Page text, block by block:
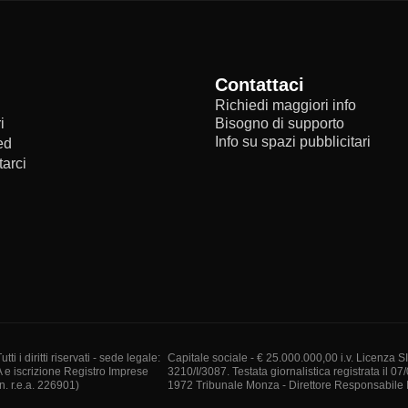
Contattaci
Richiedi maggiori info
Bisogno di supporto
Info su spazi pubblicitari
i diritti riservati - sede legale:
e iscrizione Registro Imprese
r.e.a. 226901)
Capitale sociale - € 25.000.000,00 i.v. Licenza
3210/I/3087. Testata giornalistica registrata il
1972 Tribunale Monza - Direttore Responsabile